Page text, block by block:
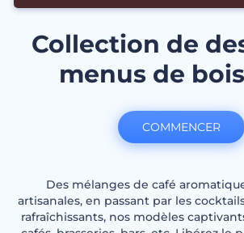
Collection de
menus de
Des mélanges de café
artisanales, en passant par les
rafraîchissants, nos modèles
COMMENCER